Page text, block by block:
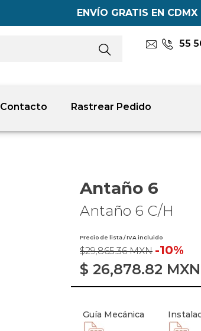
ENVÍO GRATIS EN CDMX
55
Contacto Rastrear Pedido
Antaño 6
Antaño 6 C/H
Precio de lista / IVA incluido
$29,865.36 MXN -10%
$ 26,878.82 MXN
Guía Mecánica